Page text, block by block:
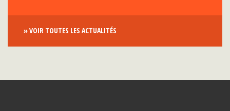
» VOIR TOUTES LES ACTUALITÉS